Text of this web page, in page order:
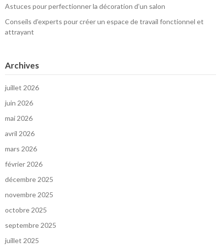
Astuces pour perfectionner la décoration d’un salon
Conseils d’experts pour créer un espace de travail fonctionnel et
attrayant
Archives
juillet 2026
juin 2026
mai 2026
avril 2026
mars 2026
février 2026
décembre 2025
novembre 2025
octobre 2025
septembre 2025
juillet 2025